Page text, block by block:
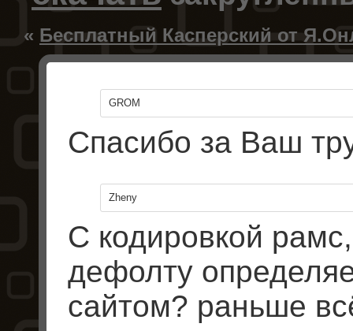
« Бесплатный Касперский от
GROM
Спасибо за Ваш
Zheny
С кодировкой
дефолту
сайтом? раньше